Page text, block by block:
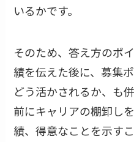
いるかです。
そのため、答え方のポ
績を伝えた後に、募集
どう活かされるか、も
前にキャリアの棚卸し
績、得意なことを示す